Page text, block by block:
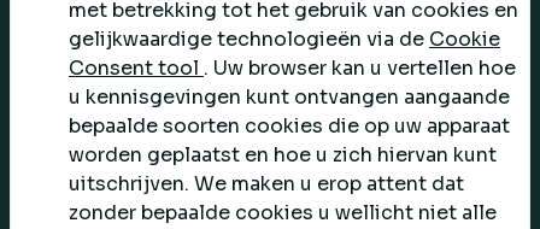
met betrekking tot het gebruik van cookies en
gelijkwaardige technologieën via de Cookie
Consent tool . Uw browser kan u vertellen hoe
u kennisgevingen kunt ontvangen aangaande
bepaalde soorten cookies die op uw apparaat
worden geplaatst en hoe u zich hiervan kunt
uitschrijven. We maken u erop attent dat
zonder bepaalde cookies u wellicht niet alle